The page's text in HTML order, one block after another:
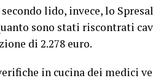
lido, invece, lo
sono stati riscontrati
di 2.278 euro.
in cucina dei medici